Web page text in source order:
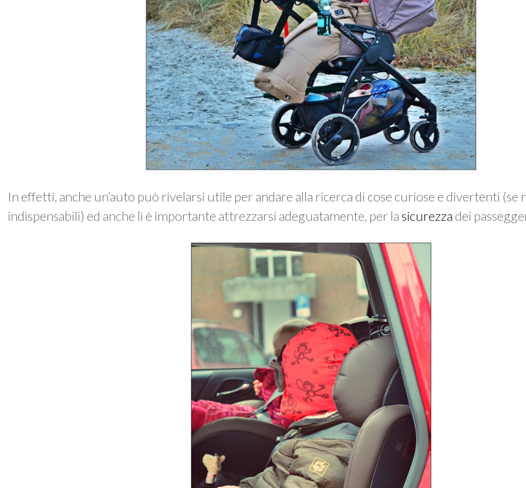
In effetti, anche un’auto può rivelarsi utile per andare alla ricerca di cose curiose e divertenti (se
indispensabili) ed anche lì è importante attrezzarsi adeguatamente, per lasicurezza dei